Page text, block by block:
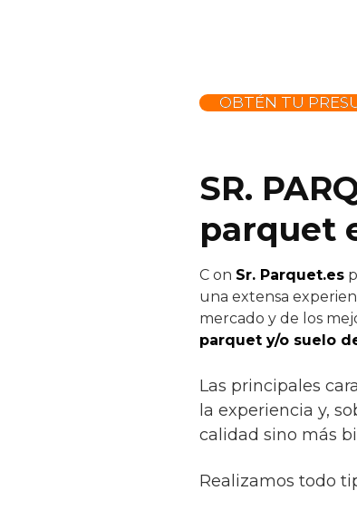
OBTÉN TU
SR.
parquet
C on Sr. Parquet.es
una extensa
mercado y de los
parquet y/o suelo
Las principales
la experiencia y,
calidad sino más
Realizamos todo